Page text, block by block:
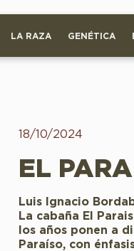
LA RAZA GENÉTICA
18/10/2024
EL
Luis Ignacio
La cabaña El
los años ponen a
Paraíso, con